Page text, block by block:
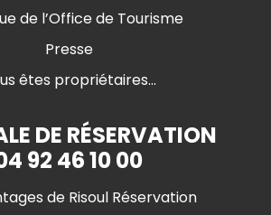
de l’Office de Tourisme
Presse
êtes propriétaires...
DE RÉSERVATION
92 46 10 00
de Risoul Réservation